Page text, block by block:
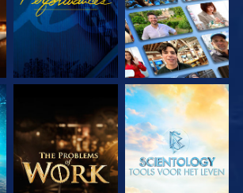
VERKEN DE SERIE VERKEN DE SERIE